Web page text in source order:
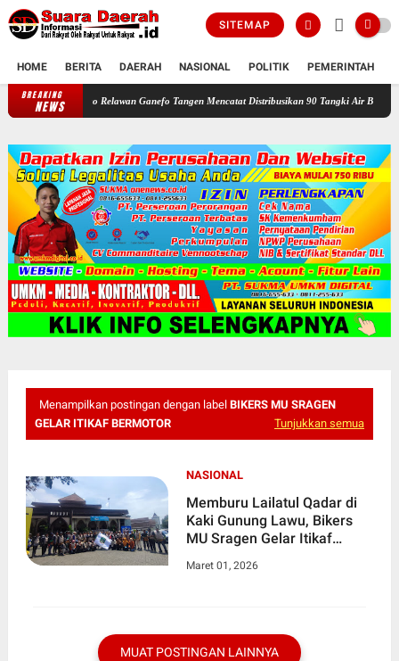
SITEMAP
HOME BERITA DAERAH NASIONAL POLITIK PEMERINTAH
BREAKING
NEWS
: Posko Relawan Ganefo Tangen Mencatat Distribusikan 90 Tangki Air Bersih Untuk
Menampilkan postingan dengan label BIKERS MU SRAGEN
GELAR ITIKAF BERMOTOR
Tunjukkan semua
NASIONAL
Memburu Lailatul Qadar di
Kaki Gunung Lawu, Bikers
MU Sragen Gelar Itikaf
Maret 01, 2026
MUAT POSTINGAN LAINNYA